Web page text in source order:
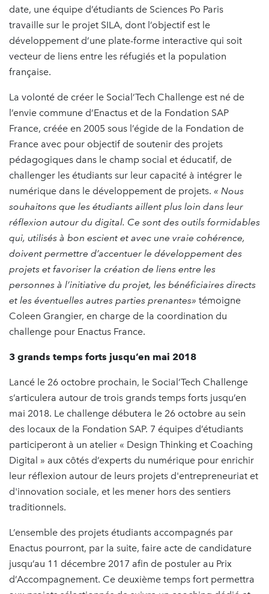
date, une équipe d’étudiants de Sciences Po Paris
travaille sur le projet SILA, dont l’objectif est le
développement d’une plate-forme interactive qui soit
vecteur de liens entre les réfugiés et la population
française.
La volonté de créer le Social’Tech Challenge est né de
l’envie commune d’Enactus et de la Fondation SAP
France, créée en 2005 sous l’égide de la Fondation de
France avec pour objectif de soutenir des projets
pédagogiques dans le champ social et éducatif, de
challenger les étudiants sur leur capacité à intégrer le
numérique dans le développement de projets. « Nous
souhaitons que les étudiants aillent plus loin dans leur
réflexion autour du digital. Ce sont des outils formidables
qui, utilisés à bon escient et avec une vraie cohérence,
doivent permettre d’accentuer le développement des
projets et favoriser la création de liens entre les
personnes à l’initiative du projet, les bénéficiaires directs
et les éventuelles autres parties prenantes» témoigne
Coleen Grangier, en charge de la coordination du
challenge pour Enactus France.
3 grands temps forts jusqu’en mai 2018
Lancé le 26 octobre prochain, le Social’Tech Challenge
s’articulera autour de trois grands temps forts jusqu’en
mai 2018. Le challenge débutera le 26 octobre au sein
des locaux de la Fondation SAP. 7 équipes d’étudiants
participeront à un atelier « Design Thinking et Coaching
Digital » aux côtés d’experts du numérique pour enrichir
leur réflexion autour de leurs projets d'entrepreneuriat et
d'innovation sociale, et les mener hors des sentiers
traditionnels.
L’ensemble des projets étudiants accompagnés par
Enactus pourront, par la suite, faire acte de candidature
jusqu’au 11 décembre 2017 afin de postuler au Prix
d’Accompagnement. Ce deuxième temps fort permettra